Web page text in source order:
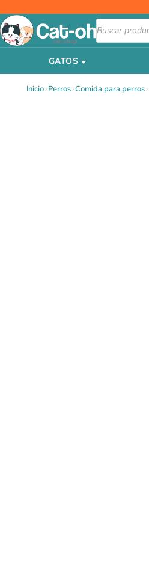
al
contenido
Búsqueda
de
productos
GATOS
Inicio›Perros›Comida para perros›